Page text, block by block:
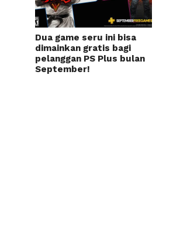
Dua game seru ini bisa
dimainkan gratis bagi
pelanggan PS Plus bulan
September!